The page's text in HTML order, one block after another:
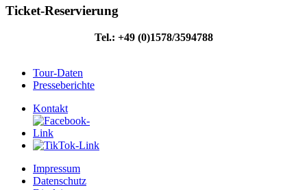
Ticket-Reservierung
Tel.: +49 (0)1578/3594788
Tour-Daten
Presseberichte
Kontakt
Impressum
Datenschutz